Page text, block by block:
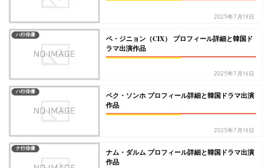
2025年7月19日
ハ行俳優
ペ・ジニョン（CIX） プロフィール詳細と韓国ド
ラマ出演作品
2025年7月16日
ハ行俳優
ペク・ソンホ プロフィール詳細と韓国ドラマ出演
作品
2025年7月16日
ナ行俳優
ナム・ダルム プロフィール詳細と韓国ドラマ出演
作品